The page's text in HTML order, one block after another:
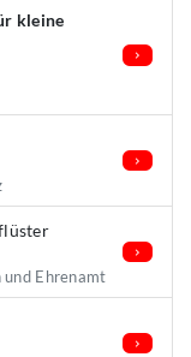
kleine
und Ehrenamt